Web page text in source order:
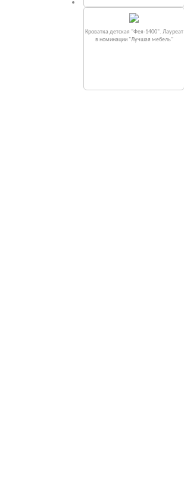
Кроватка детская "Фея-1400". Лауреат
в номинации "Лучшая мебель"